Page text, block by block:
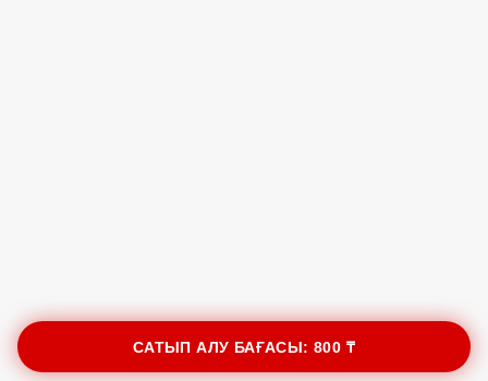
САТЫП АЛУ БАҒАСЫ:800 ₸